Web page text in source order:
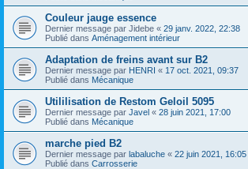
Couleur jauge essence
Dernier message par Jidebe « 29 janv. 2022, 22:38
Publié dans Aménagement intérieur
Adaptation de freins avant sur B2
Dernier message par HENRI « 17 oct. 2021, 09:37
Publié dans Mécanique
Utililisation de Restom Geloil 5095
Dernier message par Javel « 28 juin 2021, 17:00
Publié dans Mécanique
marche pied B2
Dernier message par labaluche « 22 juin 2021, 16:05
Publié dans Carrosserie